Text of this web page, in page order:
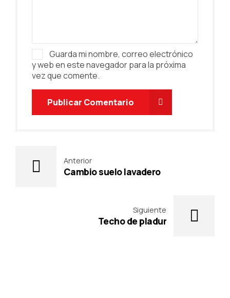
Guarda mi nombre, correo electrónico
y web en este navegador para la próxima
vez que comente.
Publicar Comentario
Anterior
Cambio suelo lavadero
Siguiente
Techo de pladur